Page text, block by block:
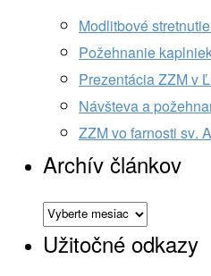
Modlitbové
Požehnanie
Prezentácia ZZM v
Návšteva a
ZZM vo farnosti sv.
Archív článkov
Archív
článkov
Užitočné odkazy